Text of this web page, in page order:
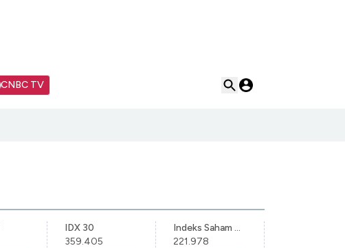
CNBC TV
IDX 30
359.405
Indeks Saham Syariah Indonesia
221.978